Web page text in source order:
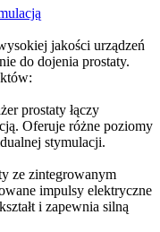
jakości urządzeń
do dojenia prostaty.
prostaty łączy
Oferuje różne poziomy
stymulacji.
ze zintegrowanym
impulsy elektryczne
i zapewnia silną